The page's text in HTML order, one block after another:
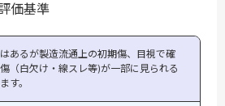
価基準
あるが製造流通上の初期傷、目視で確
（白欠け・線スレ等)が一部に見られる
す。